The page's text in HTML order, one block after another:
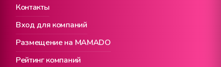
Вход для компаний
Размещение на MAMADO
Рейтинг компаний
Контакты